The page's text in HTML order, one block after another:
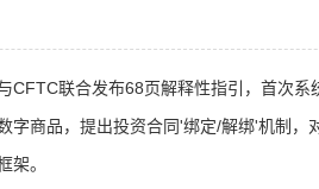
CFTC联合发布68页解释性指引，首次系
字商品，提出投资合同'绑定/解绑'机制，
架。